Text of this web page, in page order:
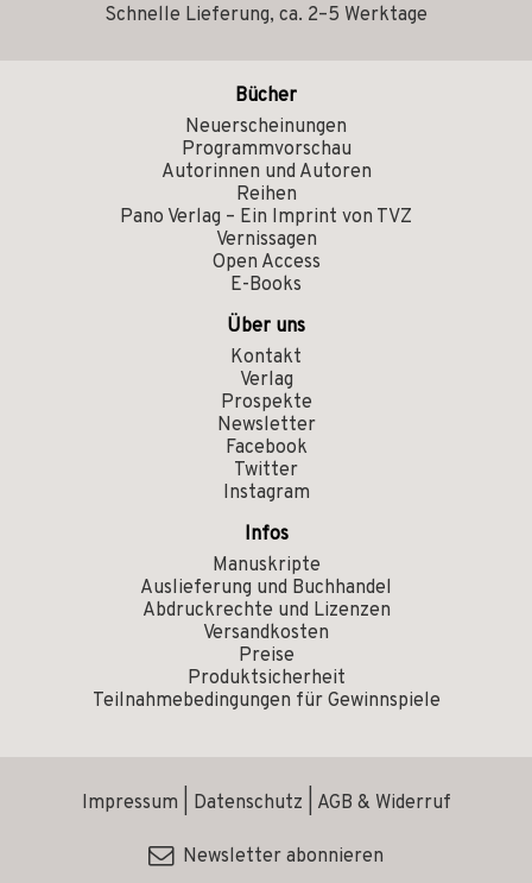
Schnelle Lieferung, ca. 2–5 Werktage
Bücher
Neuerscheinungen
Programmvorschau
Autorinnen und Autoren
Reihen
Pano Verlag – Ein Imprint von TVZ
Vernissagen
Open Access
E-Books
Über uns
Kontakt
Verlag
Prospekte
Newsletter
Facebook
Twitter
Instagram
Infos
Manuskripte
Auslieferung und Buchhandel
Abdruckrechte und Lizenzen
Versandkosten
Preise
Produktsicherheit
Teilnahmebedingungen für Gewinnspiele
Impressum Datenschutz AGB & Widerruf
Newsletter abonnieren